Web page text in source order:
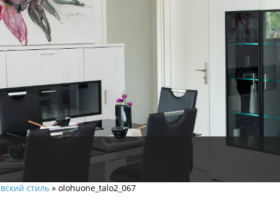
cтиль » olohuone_talo2_067